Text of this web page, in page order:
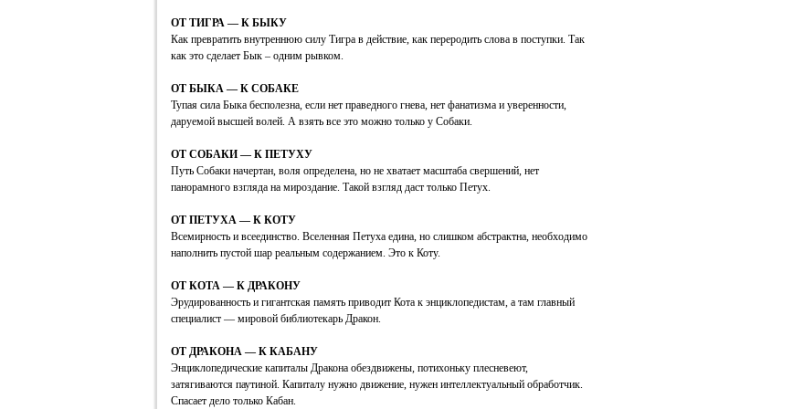
ОТ ТИГРА — К БЫКУ
Как превратить внутреннюю силу Тигра в действие, как переродить слова в поступки. Так
как это сделает Бык – одним рывком.
ОТ БЫКА — К СОБАКЕ
Тупая сила Быка бесполезна, если нет праведного гнева, нет фанатизма и уверенности,
даруемой высшей волей. А взять все это можно только у Собаки.
ОТ СОБАКИ — К ПЕТУХУ
Путь Собаки начертан, воля определена, но не хватает масштаба свершений, нет
панорамного взгляда на мироздание. Такой взгляд даст только Петух.
ОТ ПЕТУХА — К КОТУ
Всемирность и всеединство. Вселенная Петуха едина, но слишком абстрактна, необходимо
наполнить пустой шар реальным содержанием. Это к Коту.
ОТ КОТА — К ДРАКОНУ
Эрудированность и гигантская память приводит Кота к энциклопедистам, а там главный
специалист — мировой библиотекарь Дракон.
ОТ ДРАКОНА — К КАБАНУ
Энциклопедические капиталы Дракона обездвижены, потихоньку плесневеют,
затягиваются паутиной. Капиталу нужно движение, нужен интеллектуальный обработчик.
Спасает дело только Кабан.